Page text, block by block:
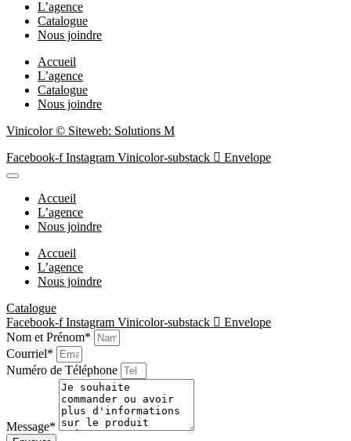
L’agence
Catalogue
Nous joindre
Accueil
L’agence
Catalogue
Nous joindre
Vinicolor © Siteweb: Solutions M
Facebook-f Instagram Vinicolor-substack Envelope
Accueil
L’agence
Nous joindre
Accueil
L’agence
Nous joindre
Catalogue
Facebook-f Instagram Vinicolor-substack
Envelope
Nom et Prénom*
Courriel*
Numéro de Téléphone
Message*